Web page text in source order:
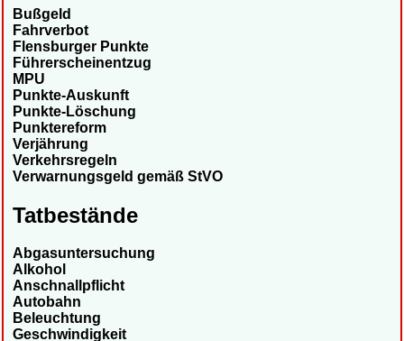
Bußgeld
Fahrverbot
Flensburger Punkte
Führerscheinentzug
MPU
Punkte-Auskunft
Punkte-Löschung
Punktereform
Verjährung
Verkehrsregeln
Verwarnungsgeld gemäß StVO
Tatbestände
Abgasuntersuchung
Alkohol
Anschnallpflicht
Autobahn
Beleuchtung
Geschwindigkeit